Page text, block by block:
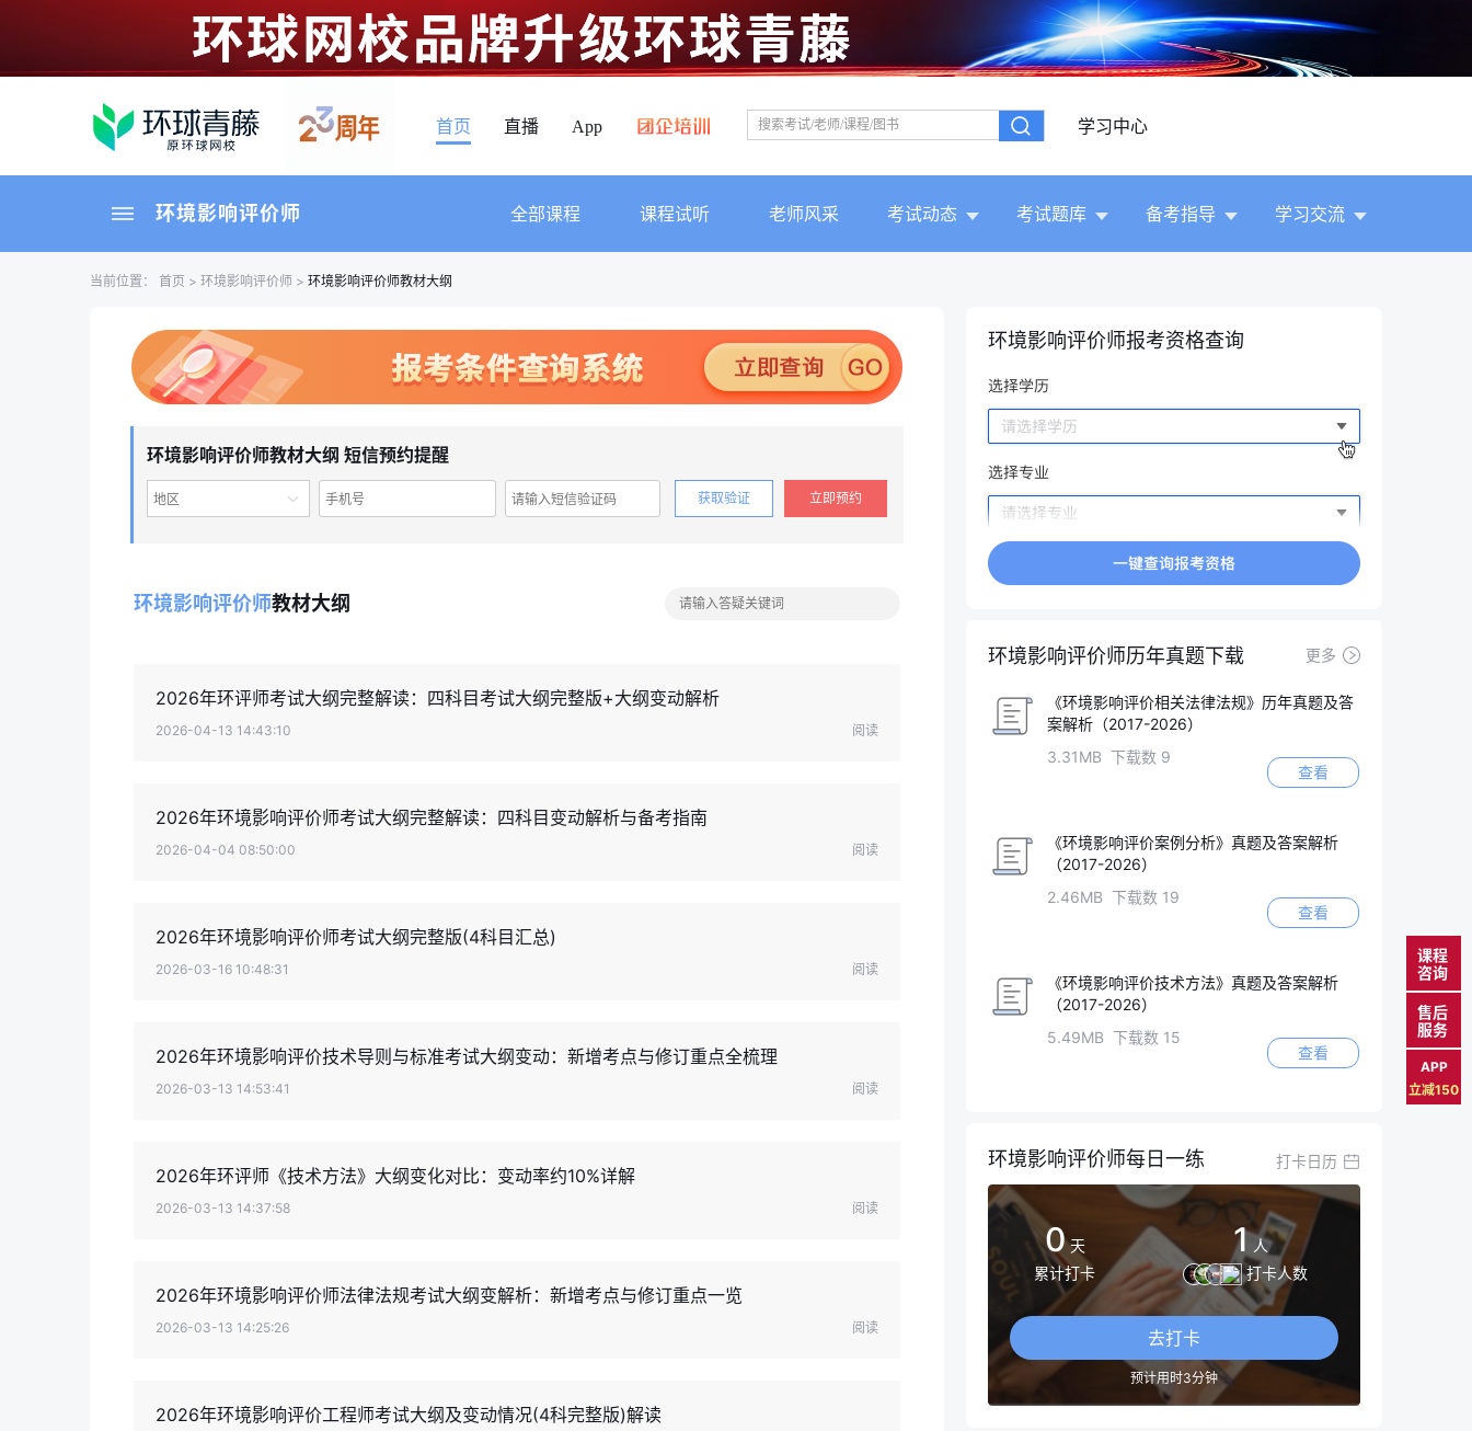
首页 直播 App 学习中心
环境影响评价师 全部课程 课程试听 老师风采 考试动态 考试题库 备考指导 学习交流
当前位置： 首页 > 环境影响评价师 > 环境影响评价师教材大纲
环境影响评价师教材大纲 短信预约提醒
地区 获取验证 立即预约
环境影响评价师教材大纲
2026年环评师考试大纲完整解读：四科目考试大纲完整版+大纲变动解析
2026-04-13 14:43:10 阅读
2026年环境影响评价师考试大纲完整解读：四科目变动解析与备考指南
2026-04-04 08:50:00 阅读
2026年环境影响评价师考试大纲完整版(4科目汇总)
2026-03-16 10:48:31 阅读
2026年环境影响评价技术导则与标准考试大纲变动：新增考点与修订重点全梳理
2026-03-13 14:53:41 阅读
2026年环评师《技术方法》大纲变化对比：变动率约10%详解
2026-03-13 14:37:58 阅读
2026年环境影响评价师法律法规考试大纲变解析：新增考点与修订重点一览
2026-03-13 14:25:26 阅读
2026年环境影响评价工程师考试大纲及变动情况(4科完整版)解读
环境影响评价师报考资格查询
环境影响评价师历年真题下载 更多
《环境影响评价相关法律法规》历年真题及答
案解析（2017-2026）
3.31MB 下载数 9
查看
《环境影响评价案例分析》真题及答案解析
（2017-2026）
2.46MB 下载数 19
查看
《环境影响评价技术方法》真题及答案解析
（2017-2026）
5.49MB 下载数 15
查看
环境影响评价师每日一练 打卡日历
0 天
累计打卡
1 人
打卡人数
去打卡
预计用时3分钟
课程
咨询
售后
服务
APP
立减150